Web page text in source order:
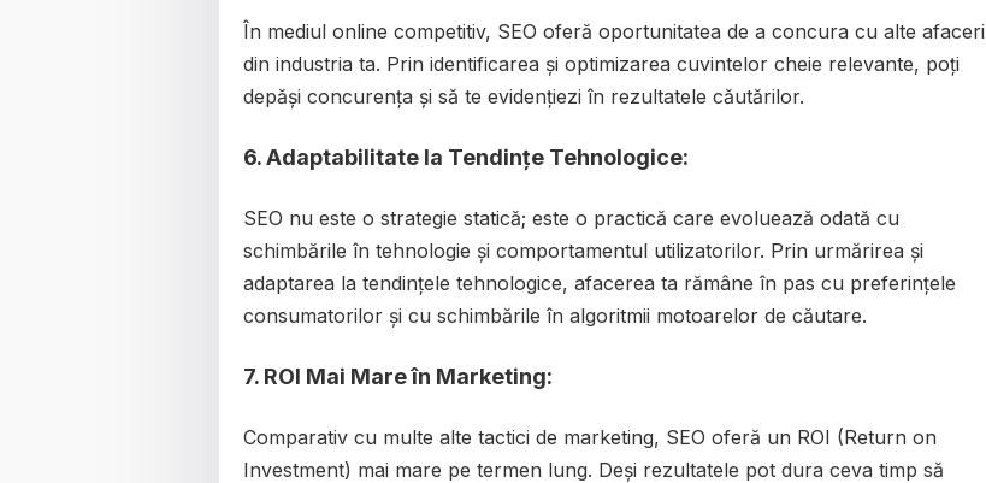
În mediul online competitiv, SEO oferă oportunitatea de a concura cu alte afaceri
din industria ta. Prin identificarea și optimizarea cuvintelor cheie relevante, poți
depăși concurența și să te evidențiezi în rezultatele căutărilor.
6.Adaptabilitate la Tendințe Tehnologice:
SEO nu este o strategie statică; este o practică care evoluează odată cu
schimbările în tehnologie și comportamentul utilizatorilor. Prin urmărirea și
adaptarea la tendințele tehnologice, afacerea ta rămâne în pas cu preferințele
consumatorilor și cu schimbările în algoritmii motoarelor de căutare.
7. ROI Mai Mare în Marketing:
Comparativ cu multe alte tactici de marketing, SEO oferă un ROI (Return on
Investment) mai mare pe termen lung. Deși rezultatele pot dura ceva timp să